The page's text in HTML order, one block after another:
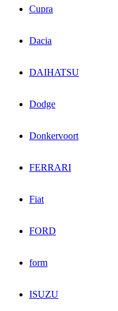
Cupra
Dacia
DAIHATSU
Dodge
Donkervoort
FERRARI
Fiat
FORD
form
ISUZU